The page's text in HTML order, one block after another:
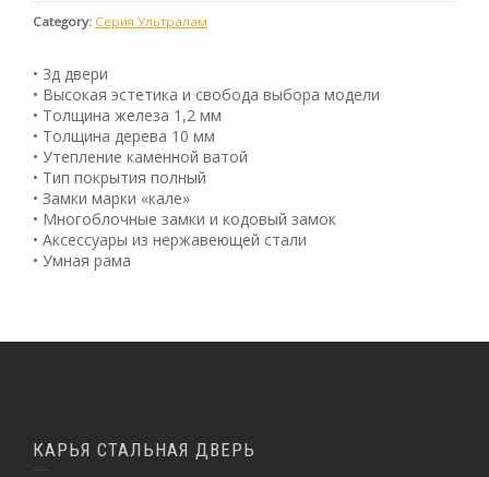
Category: Серия Ультралам
• 3д двери
• Высокая эстетика и свобода выбора модели
• Толщина железа 1,2 мм
• Толщина дерева 10 мм
• Утепление каменной ватой
• Тип покрытия полный
• Замки марки «кале»
• Многоблочные замки и кодовый замок
• Аксессуары из нержавеющей стали
• Умная рама
КАРЬЯ СТАЛЬНАЯ ДВЕРЬ